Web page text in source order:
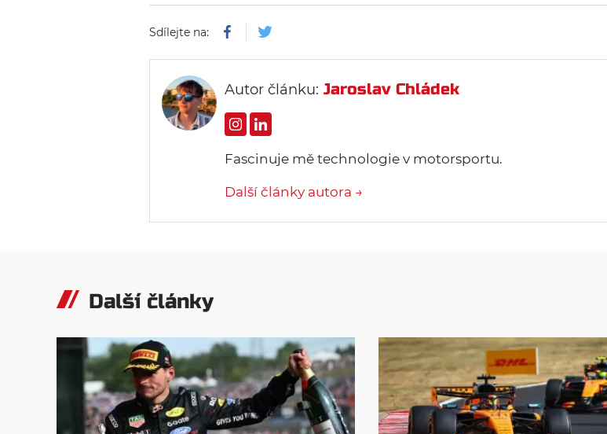
Sdílejte na:
Autor článku: Jaroslav Chládek
Fascinuje mě technologie v motorsportu.
Další články autora →
Další články